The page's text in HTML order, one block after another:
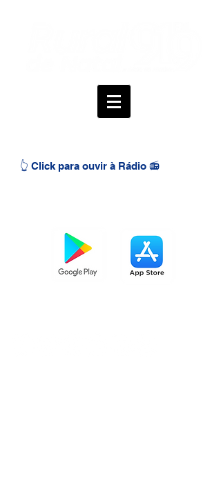
👆 Click para ouvir à Rádio 📻